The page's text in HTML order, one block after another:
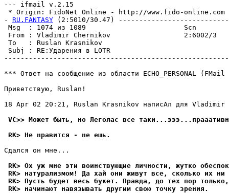
--- ifmail v.2.15
* Origin: FidoNet Online - http://www.fido-online.com
- RU.FANTASY (2:5010/30.47)
Msg  : 1074 из 1089                        Scn
From : Vladimir Chernikov                  2:6002/3
To   : Ruslan Krasnikov
Subj : RE:Удаpения в LOTR
*** Ответ на сообщение из области ECHO_PERSONAL
Приветствую, Ruslan!
18 Apr 02 20:21, Ruslan Krasnikov написАл для Vladimir
VC>> Может быть, но Леголас все
RK> Не нравится - не ешь.
Сдался он мне...
RK> Ох уж мне эти воинствующие личности, жутко
RK> натурализмом! Да хай они живут все, сколько их
RK> Пусть будет весь букет. Правда, до тех пор
RK> начинают навязывать другим свою точку зрения.